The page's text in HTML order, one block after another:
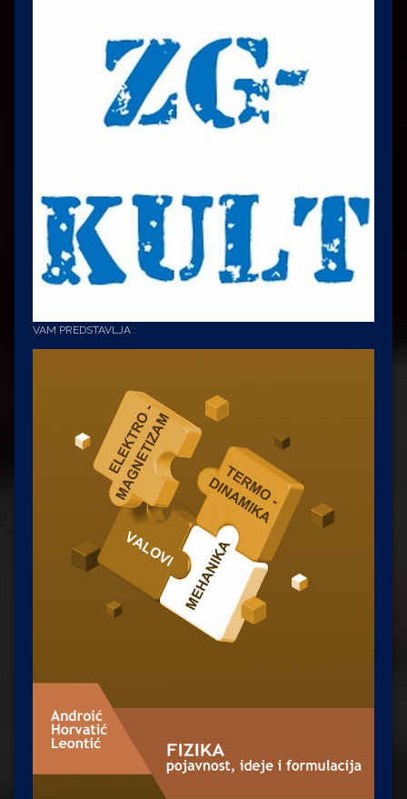
VAM PREDSTAVLJA :